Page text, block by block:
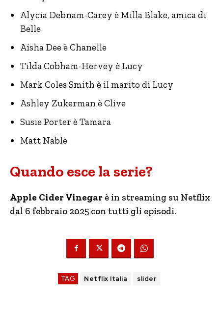
Alycia Debnam-Carey è Milla Blake, amica di
Belle
Aisha Dee è Chanelle
Tilda Cobham-Hervey è Lucy
Mark Coles Smith è il marito di Lucy
Ashley Zukerman è Clive
Susie Porter è Tamara
Matt Nable
Quando esce la serie?
Apple Cider Vinegar è in streaming su Netflix
dal 6 febbraio 2025 con tutti gli episodi.
TAG Netflix Italia slider